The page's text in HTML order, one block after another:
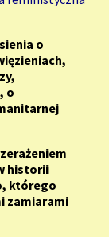
o
o
historii
którego
zamiarami